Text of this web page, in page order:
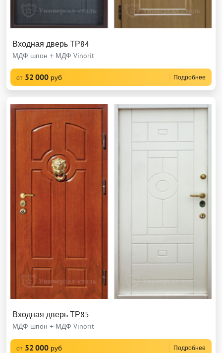
Входная дверь ТР84
МДФ шпон + МДФ Vinorit
от 52 000 руб Подробнее
Входная дверь ТР85
МДФ шпон + МДФ Vinorit
от 52 000 руб Подробнее